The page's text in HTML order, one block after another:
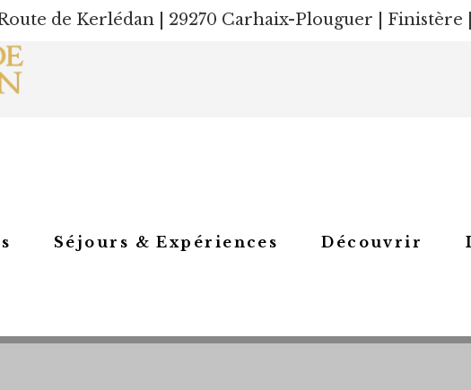
de Kerlédan | 29270 Carhaix-Plouguer | Finistère
Séjours & Expériences Découvrir